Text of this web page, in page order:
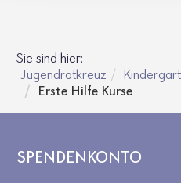
Sie sind hier:
Jugendrotkreuz
Erste Hilfe Kurse
SPENDENKONTO